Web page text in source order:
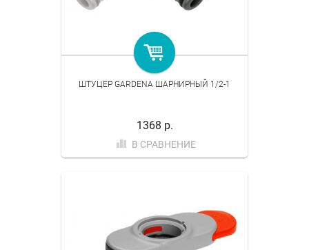
ШТУЦЕР GARDENA ШАРНИРНЫЙ 1/2-1
1368 р.
В СРАВНЕНИЕ